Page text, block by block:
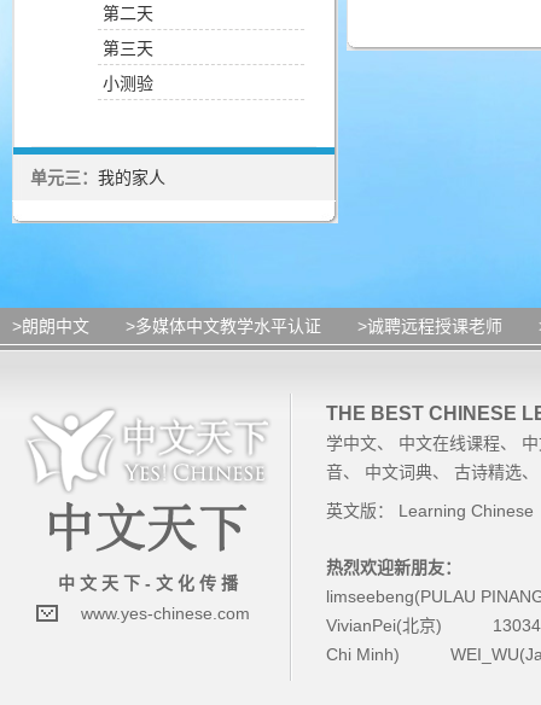
第二天
第三天
小测验
单元三： 我的家人
>朗朗中文 >多媒体中文教学水平认证 >诚聘远程授课老师
中 文 天 下 - 文 化 传 播
www.yes-chinese.com
THE BEST CHINESE
学中文、 中文在线课程、
音、 中文词典、 古诗精选
英文版： Learning Chinese
热烈欢迎新朋友：
limseebeng(PULAU
VivianPei(北京)
Chi Minh)